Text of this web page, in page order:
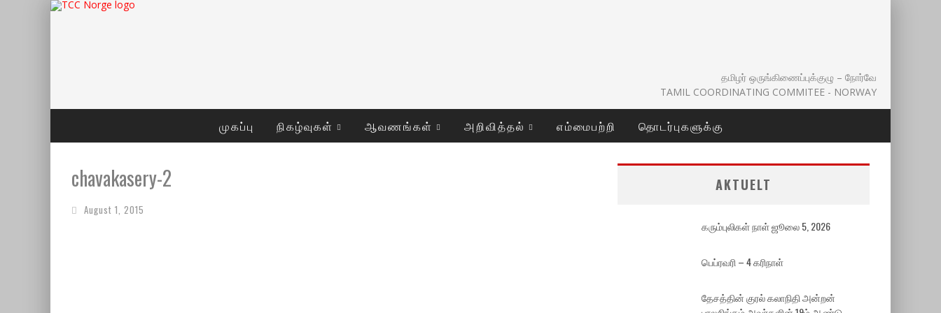
தமிழர் ஒருங்கிணைப்புக்குழு – நோர்வே
TAMIL COORDINATING COMMITEE - NORWAY
முகப்பு நிகழ்வுகள் ஆவணங்கள் அறிவித்தல் எம்மைபற்றி தொடர்புகளுக்கு
chavakasery-2
August 1, 2015
AKTUELT
கரும்புலிகள் நாள் ஜூலை 5, 2026
பெப்ரவரி – 4 கரிநாள்
தேசத்தின் குரல் கலாநிதி அன்றன்